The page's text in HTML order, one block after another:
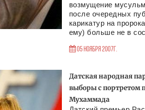
возмущение
после очередных
карикатур на
ему) больше не в
05 Ноября 2007г.
Датская народная
выборы с портретом
Мухаммада